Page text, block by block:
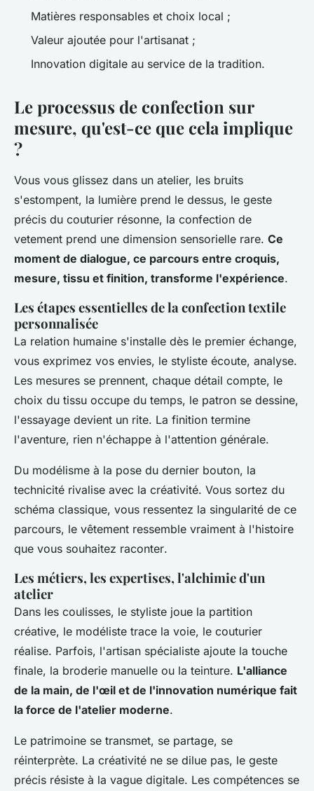
Matières responsables et choix local ;
Valeur ajoutée pour l'artisanat ;
Innovation digitale au service de la tradition.
Le processus de confection sur
mesure, qu'est-ce que cela implique
?
Vous vous glissez dans un atelier, les bruits
s'estompent, la lumière prend le dessus, le geste
précis du couturier résonne, la confection de
vetement prend une dimension sensorielle rare. Ce
moment de dialogue, ce parcours entre croquis,
mesure, tissu et finition, transforme l'expérience.
Les étapes essentielles de la confection textile
personnalisée
La relation humaine s'installe dès le premier échange,
vous exprimez vos envies, le styliste écoute, analyse.
Les mesures se prennent, chaque détail compte, le
choix du tissu occupe du temps, le patron se dessine,
l'essayage devient un rite. La finition termine
l'aventure, rien n'échappe à l'attention générale.
Du modélisme à la pose du dernier bouton, la
technicité rivalise avec la créativité. Vous sortez du
schéma classique, vous ressentez la singularité de ce
parcours, le vêtement ressemble vraiment à l'histoire
que vous souhaitez raconter.
Les métiers, les expertises, l'alchimie d'un
atelier
Dans les coulisses, le styliste joue la partition
créative, le modéliste trace la voie, le couturier
réalise. Parfois, l'artisan spécialiste ajoute la touche
finale, la broderie manuelle ou la teinture. L'alliance
de la main, de l'œil et de l'innovation numérique fait
la force de l'atelier moderne.
Le patrimoine se transmet, se partage, se
réinterprète. La créativité ne se dilue pas, le geste
précis résiste à la vague digitale. Les compétences se